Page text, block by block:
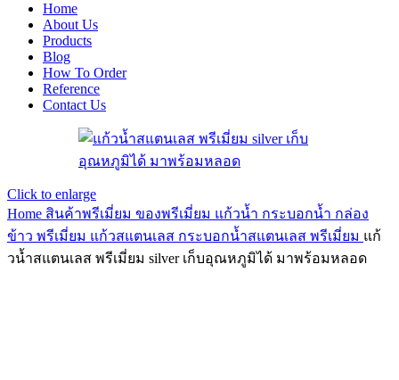
Home
About Us
Products
Blog
How To Order
Reference
Contact Us
Click to enlarge
Home สินค้าพรีเมี่ยม ของพรีเมี่ยม แก้วน้ำ กระบอกน้ำ กล่อง
ข้าว พรีเมี่ยม แก้วสแตนเลส กระบอกน้ำสแตนเลส พรีเมี่ยม แก้
วน้ำสแตนเลส พรีเมี่ยม silver เก็บอุณหภูมิได้ มาพร้อมหลอด